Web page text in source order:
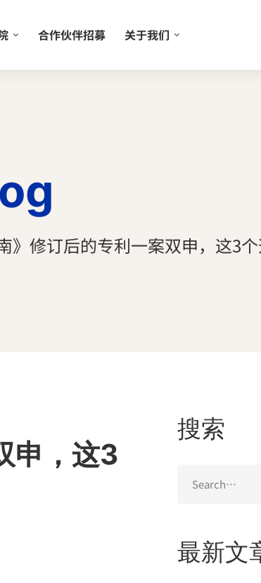
合作伙伴招募 关于我们
》修订后的专利一案双申，这3个
申，这3
搜索
for:
最新文